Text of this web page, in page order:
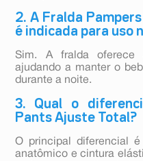
2. A Fralda
é indicada para uso
Sim. A fralda oferece
ajudando a manter o
durante a noite.
3. Qual o
Pants Ajuste Total?
O principal diferencial
anatômico e cintura